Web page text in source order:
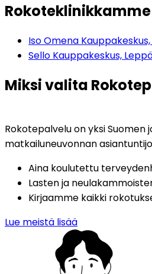
Rokoteklinikkamme
Iso Omena
Sello Kauppakeskus,
Miksi valita
Rokotepalvelu on yksi
matkailuneuvonnan
Aina koulutettu
Lasten ja
Kirjaamme kaikki
Lue meistä lisää